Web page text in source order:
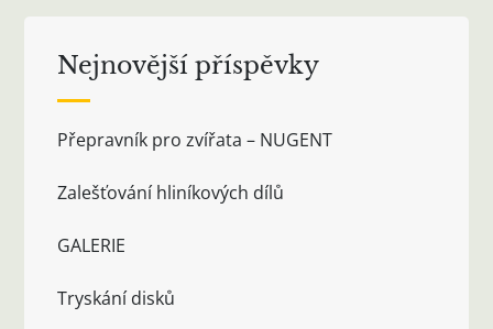
Nejnovější příspěvky
Přepravník pro zvířata – NUGENT
Zalešťování hliníkových dílů
GALERIE
Tryskání disků